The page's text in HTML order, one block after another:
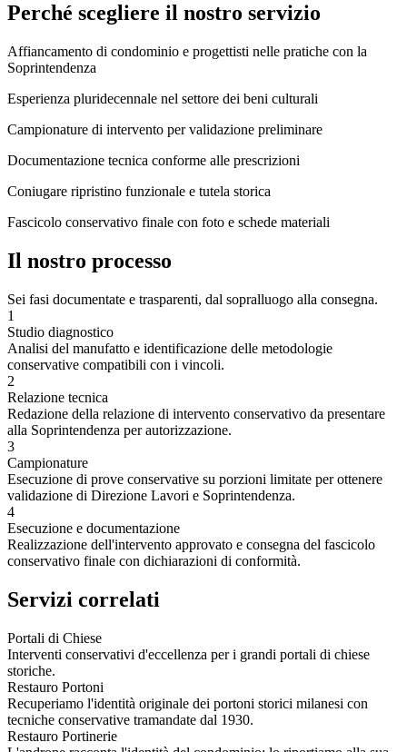
Perché scegliere il nostro servizio
Affiancamento di condominio e progettisti nelle pratiche con la
Soprintendenza
Esperienza pluridecennale nel settore dei beni culturali
Campionature di intervento per validazione preliminare
Documentazione tecnica conforme alle prescrizioni
Coniugare ripristino funzionale e tutela storica
Fascicolo conservativo finale con foto e schede materiali
Il nostro processo
Sei fasi documentate e trasparenti, dal sopralluogo alla consegna.
1
Studio diagnostico
Analisi del manufatto e identificazione delle metodologie
conservative compatibili con i vincoli.
2
Relazione tecnica
Redazione della relazione di intervento conservativo da presentare
alla Soprintendenza per autorizzazione.
3
Campionature
Esecuzione di prove conservative su porzioni limitate per ottenere
validazione di Direzione Lavori e Soprintendenza.
4
Esecuzione e documentazione
Realizzazione dell'intervento approvato e consegna del fascicolo
conservativo finale con dichiarazioni di conformità.
Servizi correlati
Portali di Chiese
Interventi conservativi d'eccellenza per i grandi portali di chiese
storiche.
Restauro Portoni
Recuperiamo l'identità originale dei portoni storici milanesi con
tecniche conservative tramandate dal 1930.
Restauro Portinerie